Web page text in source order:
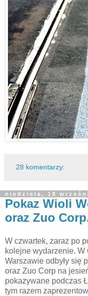
28 komentarzy:
niedziela, 18
Pokaz Wioli
oraz Zuo
W czwartek, zaraz po
kolejne wydarzenie. W
Warszawie odbyły się
oraz Zuo Corp na
pokazywane podczas
tym razem